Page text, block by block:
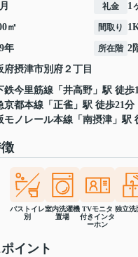
礼金 1
㎡ 間取り
年 所在階 2
府摂津市別府 ２丁目
鉄今里筋線 「 井高野 」駅 徒歩
京都本線 「 正雀 」駅 徒歩21分
モノレール本線 「 南摂津 」駅
バストイレ
別
室内洗濯機
置場
TVモニタ
付きインタ
ーホン
独立洗
イント